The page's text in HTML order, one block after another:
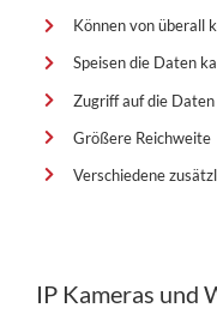
Können von überall
Speisen die Daten
Zugriff auf die
Größere Reichweite
Verschiedene
IP Kameras und